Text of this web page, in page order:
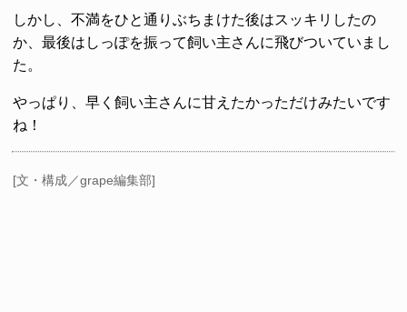
しかし、不満をひと通りぶちまけた後はスッキリしたの
か、最後はしっぽを振って飼い主さんに飛びついていまし
た。
やっぱり、早く飼い主さんに甘えたかっただけみたいです
ね！
[文・構成／grape編集部]